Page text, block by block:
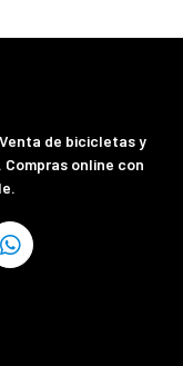
de bicicletas y
online con